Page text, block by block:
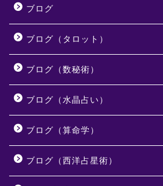
ブログ
ブログ（タロット）
ブログ（数秘術）
ブログ（水晶占い）
ブログ（算命学）
ブログ（西洋占星術）